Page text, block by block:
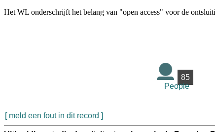
Het WL onderschrijft het belang van "open access" voor de
85
People
[ meld een fout in dit record ]